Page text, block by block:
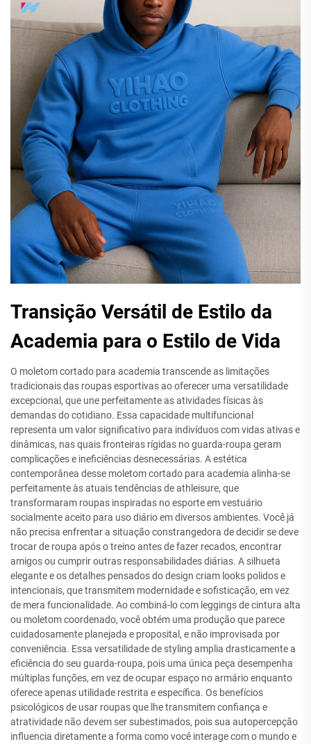
Transição Versátil de Estilo da
Academia para o Estilo de Vida
O moletom cortado para academia transcende as limitações
tradicionais das roupas esportivas ao oferecer uma versatilidade
excepcional, que une perfeitamente as atividades físicas às
demandas do cotidiano. Essa capacidade multifuncional
representa um valor significativo para indivíduos com vidas ativas e
dinâmicas, nas quais fronteiras rígidas no guarda-roupa geram
complicações e ineficiências desnecessárias. A estética
contemporânea desse moletom cortado para academia alinha-se
perfeitamente às atuais tendências de athleisure, que
transformaram roupas inspiradas no esporte em vestuário
socialmente aceito para uso diário em diversos ambientes. Você já
não precisa enfrentar a situação constrangedora de decidir se deve
trocar de roupa após o treino antes de fazer recados, encontrar
amigos ou cumprir outras responsabilidades diárias. A silhueta
elegante e os detalhes pensados do design criam looks polidos e
intencionais, que transmitem modernidade e sofisticação, em vez
de mera funcionalidade. Ao combiná-lo com leggings de cintura alta
ou moletom coordenado, você obtém uma produção que parece
cuidadosamente planejada e proposital, e não improvisada por
conveniência. Essa versatilidade de styling amplia drasticamente a
eficiência do seu guarda-roupa, pois uma única peça desempenha
múltiplas funções, em vez de ocupar espaço no armário enquanto
oferece apenas utilidade restrita e específica. Os benefícios
psicológicos de usar roupas que lhe transmitem confiança e
atratividade não devem ser subestimados, pois sua autopercepção
influencia diretamente a forma como você interage com o mundo e